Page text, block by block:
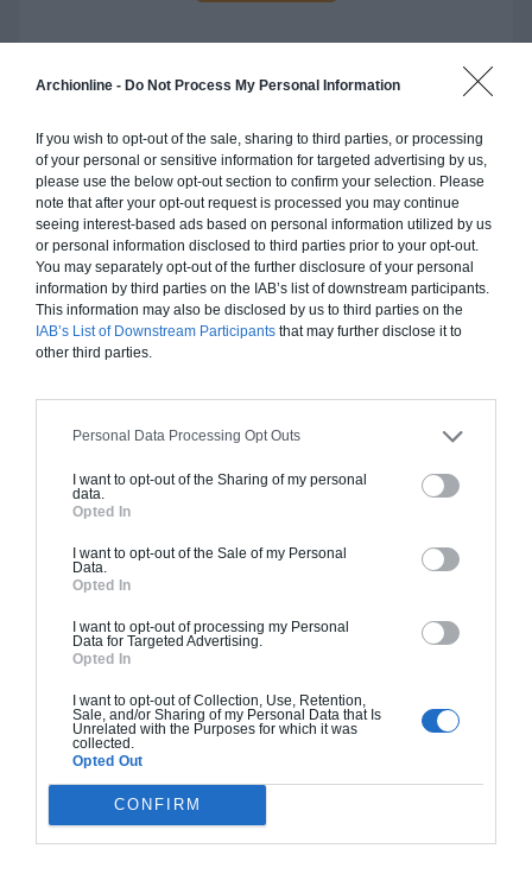
Archionline - Do Not Process My Personal Information
If you wish to opt-out of the sale, sharing to third parties, or processing
of your personal or sensitive information for targeted advertising by us,
please use the below opt-out section to confirm your selection. Please
note that after your opt-out request is processed you may continue
seeing interest-based ads based on personal information utilized by us
or personal information disclosed to third parties prior to your opt-out.
You may separately opt-out of the further disclosure of your personal
information by third parties on the IAB’s list of downstream participants.
This information may also be disclosed by us to third parties on the
IAB’s List of Downstream Participants that may further disclose it to
other third parties.
Personal Data Processing Opt Outs
I want to opt-out of the Sharing of my personal
data.
Opted In
I want to opt-out of the Sale of my Personal
Data.
Opted In
I want to opt-out of processing my Personal
Data for Targeted Advertising.
Opted In
I want to opt-out of Collection, Use, Retention,
Sale, and/or Sharing of my Personal Data that Is
Unrelated with the Purposes for which it was
collected.
Opted Out
CONFIRM
Chiffrage estimatif pour : Fondations et normes
standards. Construction en ossature bois isolé.
Finitions haut de gamme. Le prix "clé en main"
inclut le gros oeuvre et le second oeuvre (cuisine,
peinture, sols...), mais exclut piscine, jardin et
clôture.
À partir de
166 000€ TTC
Je la veux !
Chiffrage estimatif pour : Fondations et normes
standards. Construction en bloc coffrant isolant
en main" inclut le gros oeuvre et le second
oeuvre (cuisine, peinture, sols...), mais exclut
192 000€ TTC